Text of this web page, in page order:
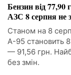
Бензин від 77,90
АЗС 8 серпня не
Станом на 8
А-95 становить
— 91,56 грн.
без змін.